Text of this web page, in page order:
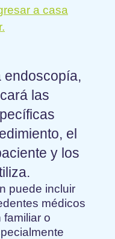
a casa
endoscopía,
las
el
y los
puede incluir
médicos
o